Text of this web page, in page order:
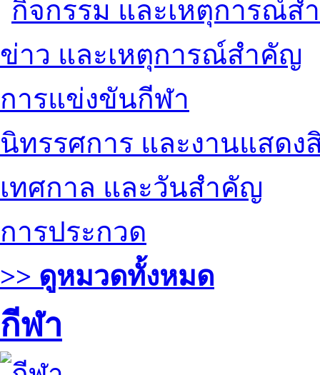
ข่าว และเหตุการณ์สำคัญ
การแข่งขันกีฬา
นิทรรศการ และงานแสดง
เทศกาล และวันสำคัญ
การประกวด
>> ดูหมวดทั้งหมด
กีฬา